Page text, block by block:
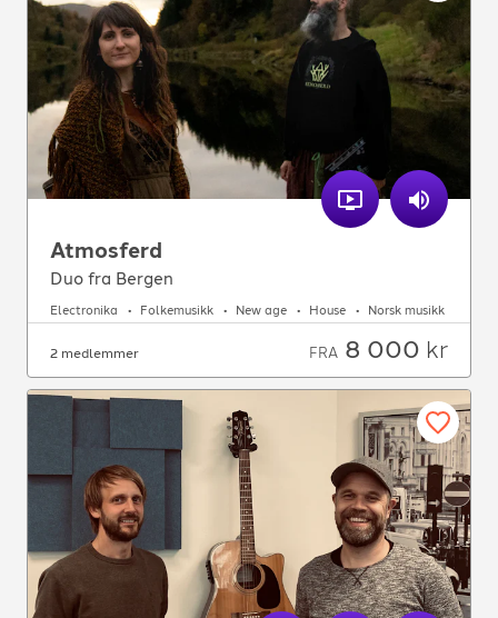
Atmosferd
Duo fra Bergen
Electronika Folkemusikk New age House Norsk musikk
2 medlemmer FRA 8 000 kr